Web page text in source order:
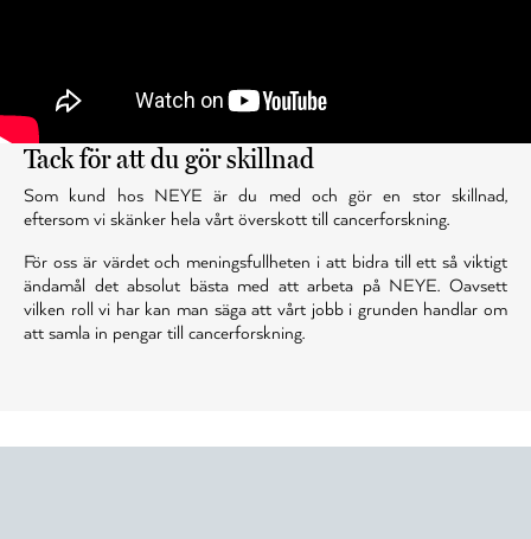
Tack för att du gör skillnad
Som kund hos NEYE är du med och gör en stor skillnad,
eftersom vi skänker hela vårt överskott till cancerforskning.
För oss är värdet och meningsfullheten i att bidra till ett så viktigt
ändamål det absolut bästa med att arbeta på NEYE. Oavsett
vilken roll vi har kan man säga att vårt jobb i grunden handlar om
att samla in pengar till cancerforskning.